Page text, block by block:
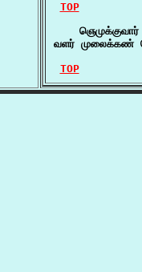
TOP
ஞெமுக்குவார்
வளர் முலைக்கண்
TOP